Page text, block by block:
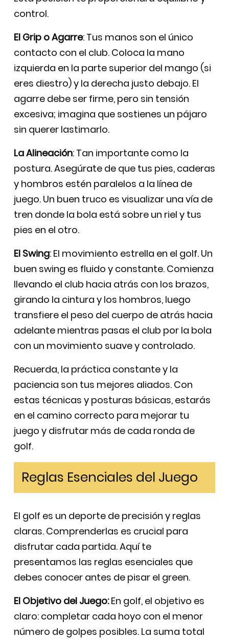
control.
El Grip o Agarre: Tus manos son el único
contacto con el club. Coloca la mano
izquierda en la parte superior del mango (si
eres diestro) y la derecha justo debajo. El
agarre debe ser firme, pero sin tensión
excesiva; imagina que sostienes un pájaro
sin querer lastimarlo.
La Alineación: Tan importante como la
postura. Asegúrate de que tus pies, caderas
y hombros estén paralelos a la línea de
juego. Un buen truco es visualizar una vía de
tren donde la bola está sobre un riel y tus
pies en el otro.
El Swing: El movimiento estrella en el golf. Un
buen swing es fluido y constante. Comienza
llevando el club hacia atrás con los brazos,
girando la cintura y los hombros, luego
transfiere el peso del cuerpo de atrás hacia
adelante mientras pasas el club por la bola
con un movimiento suave y controlado.
Recuerda, la práctica constante y la
paciencia son tus mejores aliados. Con
estas técnicas y posturas básicas, estarás
en el camino correcto para mejorar tu
juego y disfrutar más de cada ronda de
golf.
Reglas Esenciales del Juego
El golf es un deporte de precisión y reglas
claras. Comprenderlas es crucial para
disfrutar cada partida. Aquí te
presentamos las reglas esenciales que
debes conocer antes de pisar el green.
El Objetivo del Juego:En golf, el objetivo es
claro: completar cada hoyo con el menor
número de golpes posibles. La suma total